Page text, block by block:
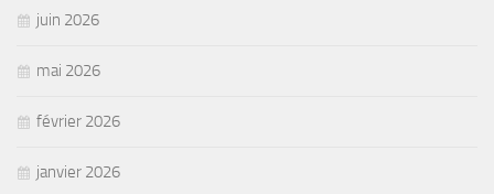
juin 2026
mai 2026
février 2026
janvier 2026